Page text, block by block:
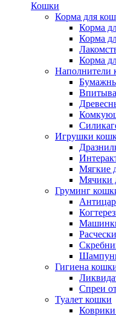
Кошки
Корма для
Корма
Корма
Корма
Наполнители
Игрушки
Мягкие
Мячики
Груминг
Гигиена
Спреи
Туалет кошки